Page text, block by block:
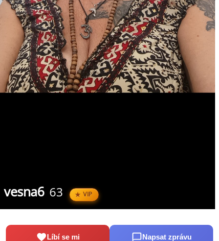
vesna6 63 VIP
Líbí se mi Napsat zprávu